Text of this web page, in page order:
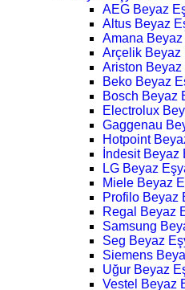
AEG Beyaz
Altus Beyaz
Amana
Arçelik Beyaz
Ariston
Beko Beyaz
Bosch Beyaz
Electrolux
Gaggenau
Hotpoint
İndesit Beyaz
LG Beyaz
Miele Beyaz
Profilo Beyaz
Regal Beyaz
Samsung
Seg Beyaz
Siemens
Uğur Beyaz
Vestel Beyaz